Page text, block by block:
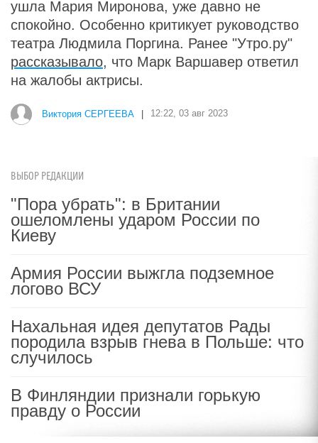
ушла Мария Миронова, уже давно не
спокойно. Особенно критикует руководство
театра Людмила Поргина. Ранее "Утро.ру"
рассказывало, что Марк Варшавер ответил
на жалобы актрисы.
Виктория СЕРГЕЕВА 12:22, 03 авг 2023
ВЫБОР РЕДАКЦИИ
"Пора убрать": в Британии
ошеломлены ударом России по
Киеву
Армия России выжгла подземное
логово ВСУ
Нахальная идея депутатов Рады
породила взрыв гнева в Польше: что
случилось
В Финляндии признали горькую
правду о России